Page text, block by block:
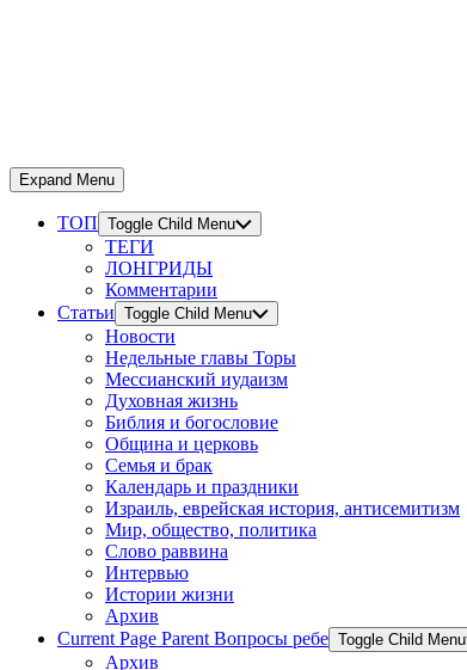
Expand Menu
ТОП Toggle Child Menu
ТЕГИ
ЛОНГРИДЫ
Комментарии
Статьи Toggle Child Menu
Новости
Недельные главы Торы
Мессианский иудаизм
Духовная жизнь
Библия и богословие
Община и церковь
Семья и брак
Календарь и праздники
Израиль, еврейская история, антисемитизм
Мир, общество, политика
Слово раввина
Интервью
Истории жизни
Архив
Current Page Parent Вопросы ребе Toggle Child Menu
Архив